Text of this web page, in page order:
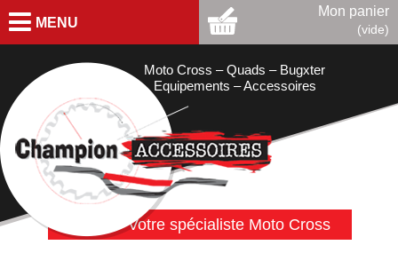
MENU
Mon panier
(vide)
Moto Cross – Quads – Bugxter
Equipements – Accessoires
Votre spécialiste Moto Cross